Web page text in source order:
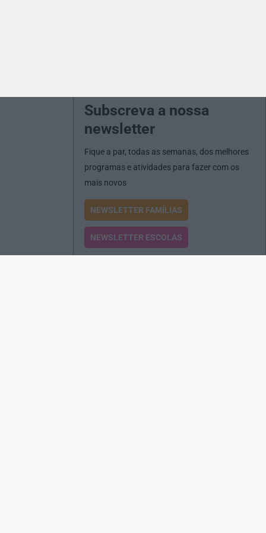
Subscreva a nossa
newsletter
Fique a par, todas as semanas, dos melhores
programas e atividades para fazer com os
mais novos
NEWSLETTER FAMÍLIAS
NEWSLETTER ESCOLAS